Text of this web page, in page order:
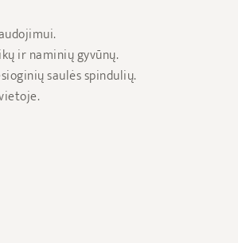
ir naminių gyvūnų.
saulės spindulių.